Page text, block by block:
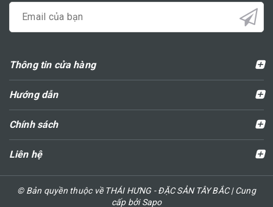
Thông tin cửa hàng
Hướng dẫn
Chính sách
Liên hệ
© Bản quyền thuộc về THÁI HƯNG - ĐẶC SẢN TÂY BẮC | Cung
cấp bởi Sapo